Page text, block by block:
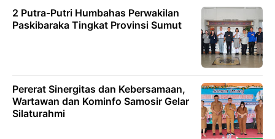
2 Putra-Putri Humbahas Perwakilan
Paskibaraka Tingkat Provinsi Sumut
Pererat Sinergitas dan Kebersamaan,
Wartawan dan Kominfo Samosir Gelar
Silaturahmi